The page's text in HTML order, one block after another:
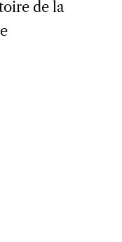
de la